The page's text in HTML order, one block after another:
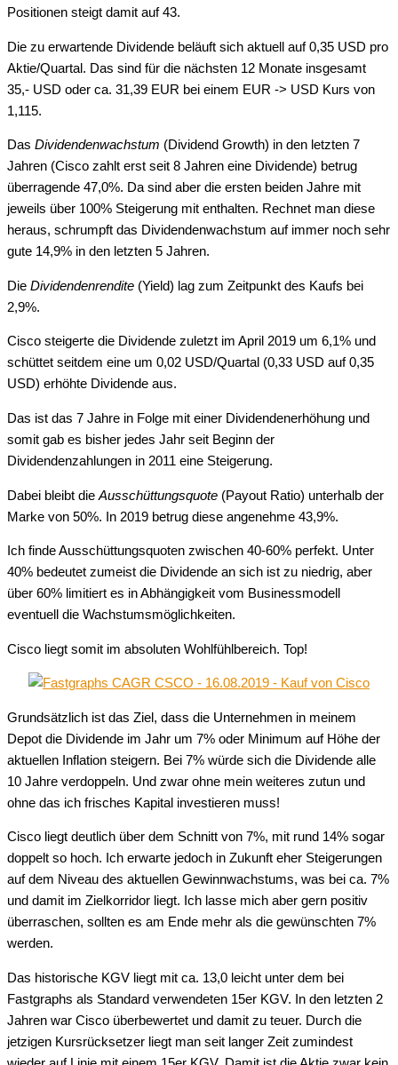
Positionen steigt damit auf 43.
Die zu erwartende Dividende beläuft sich aktuell auf 0,35 USD pro
Aktie/Quartal. Das sind für die nächsten 12 Monate insgesamt
35,- USD oder ca. 31,39 EUR bei einem EUR -> USD Kurs von
1,115.
Das Dividendenwachstum (Dividend Growth) in den letzten 7
Jahren (Cisco zahlt erst seit 8 Jahren eine Dividende) betrug
überragende 47,0%. Da sind aber die ersten beiden Jahre mit
jeweils über 100% Steigerung mit enthalten. Rechnet man diese
heraus, schrumpft das Dividendenwachstum auf immer noch sehr
gute 14,9% in den letzten 5 Jahren.
Die Dividendenrendite (Yield) lag zum Zeitpunkt des Kaufs bei
2,9%.
Cisco steigerte die Dividende zuletzt im April 2019 um 6,1% und
schüttet seitdem eine um 0,02 USD/Quartal (0,33 USD auf 0,35
USD) erhöhte Dividende aus.
Das ist das 7 Jahre in Folge mit einer Dividendenerhöhung und
somit gab es bisher jedes Jahr seit Beginn der
Dividendenzahlungen in 2011 eine Steigerung.
Dabei bleibt die Ausschüttungsquote (Payout Ratio) unterhalb der
Marke von 50%. In 2019 betrug diese angenehme 43,9%.
Ich finde Ausschüttungsquoten zwischen 40-60% perfekt. Unter
40% bedeutet zumeist die Dividende an sich ist zu niedrig, aber
über 60% limitiert es in Abhängigkeit vom Businessmodell
eventuell die Wachstumsmöglichkeiten.
Cisco liegt somit im absoluten Wohlfühlbereich. Top!
Grundsätzlich ist das Ziel, dass die Unternehmen in meinem
Depot die Dividende im Jahr um 7% oder Minimum auf Höhe der
aktuellen Inflation steigern. Bei 7% würde sich die Dividende alle
10 Jahre verdoppeln. Und zwar ohne mein weiteres zutun und
ohne das ich frisches Kapital investieren muss!
Cisco liegt deutlich über dem Schnitt von 7%, mit rund 14% sogar
doppelt so hoch. Ich erwarte jedoch in Zukunft eher Steigerungen
auf dem Niveau des aktuellen Gewinnwachstums, was bei ca. 7%
und damit im Zielkorridor liegt. Ich lasse mich aber gern positiv
überraschen, sollten es am Ende mehr als die gewünschten 7%
werden.
Das historische KGV liegt mit ca. 13,0 leicht unter dem bei
Fastgraphs als Standard verwendeten 15er KGV. In den letzten 2
Jahren war Cisco überbewertet und damit zu teuer. Durch die
jetzigen Kursrücksetzer liegt man seit langer Zeit zumindest